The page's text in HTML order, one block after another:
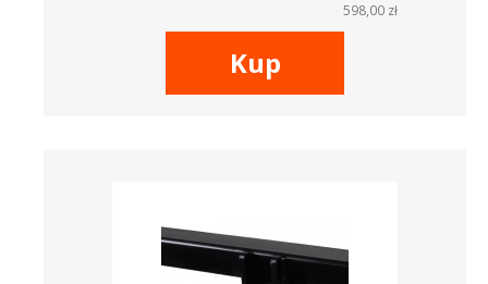
598,00 zł
Kup